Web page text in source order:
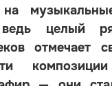
на
целый
отмечает